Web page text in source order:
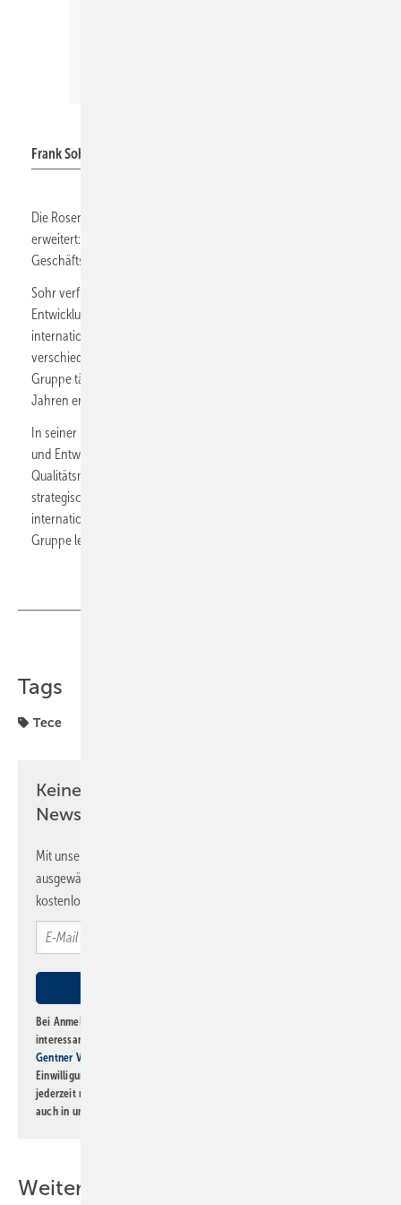
Frank Sohr
Die Rosenberg-Gruppe hat ihre Geschäftsleitung
erweitert:
Geschäftsführers Operations und Technik übernommen.
Sohr verfügt über mehr als 25 Jahre Industrieerfahrung in
Entwicklung, Produktion, Operational Excellence und
internationaler Standortentwicklung und war zuvor in
verschiedenen Führungspositionen innerhalb der Maico-
Gruppe tätig. Er folgt auf
Jahren erfolgreicher Tätigkeit als COO in den Ruhestand tritt.
In seiner neuen Rolle verantwortet Sohr die Bereiche Forschung
und Entwicklung, Industrial Engineering, Produktion, Einkauf,
Qualitätsmanagement, Logistik und Service. Zudem wird er die
strategische Steuerung und Weiterentwicklung der
internationalen Entwicklungs- und Produktionsstandorte der
Gruppe leiten.
Tags
Tece
Keine Zeit? Kein Problem mit dem SBZ
Newsletter!
Mit unserem Newsletter erhalten Sie regelmäßig von uns
ausgewählte Informationen und Neuigkeiten, gebündelt und
kostenlos direkt ins Postfach.
Bei Anmeldung zu diesem Newsletter bin ich damit einverstanden, über
interessante Verlags- und Online-Angebote
Gentner Verlag GmbH & Co. KG
Einwilligung kann ich jederzeit widerrufen und eine Abmeldung ist
jederzeit möglich. Informationen zum Umgang mit Daten finden Sie
auch in unserer
Weitere Inhalte